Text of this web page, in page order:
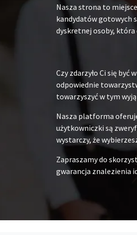
Nasza strona to
kandydatów gotowych
dyskretnej osoby, która
Czy zdarzyło Ci się być
odpowiednie
towarzyszyć w tym
Nasza platforma
użytkowniczki są
wystarczy, że
Zapraszamy do
gwarancja znalezienia